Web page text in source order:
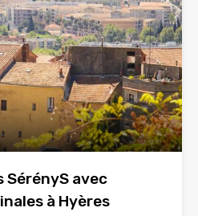
SérényS avec
à Hyères